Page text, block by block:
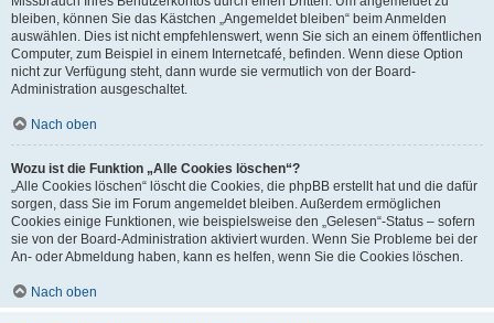
bleiben, können Sie das Kästchen „Angemeldet bleiben“ beim Anmelden
auswählen. Dies ist nicht empfehlenswert, wenn Sie sich an einem öffentlichen
Computer, zum Beispiel in einem Internetcafé, befinden. Wenn diese Option
nicht zur Verfügung steht, dann wurde sie vermutlich von der Board-
Administration ausgeschaltet.
Nach oben
Wozu ist die Funktion „Alle Cookies löschen“?
„Alle Cookies löschen“ löscht die Cookies, die phpBB erstellt hat und die dafür
sorgen, dass Sie im Forum angemeldet bleiben. Außerdem ermöglichen
Cookies einige Funktionen, wie beispielsweise den „Gelesen“-Status – sofern
sie von der Board-Administration aktiviert wurden. Wenn Sie Probleme bei der
An- oder Abmeldung haben, kann es helfen, wenn Sie die Cookies löschen.
Nach oben